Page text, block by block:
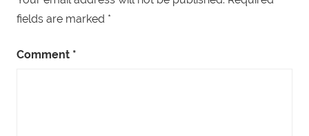
fields are marked *
Comment *